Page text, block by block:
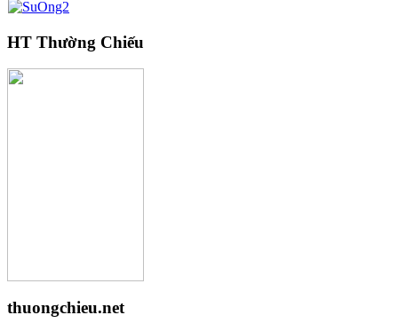
HT Thường Chiếu
thuongchieu.net